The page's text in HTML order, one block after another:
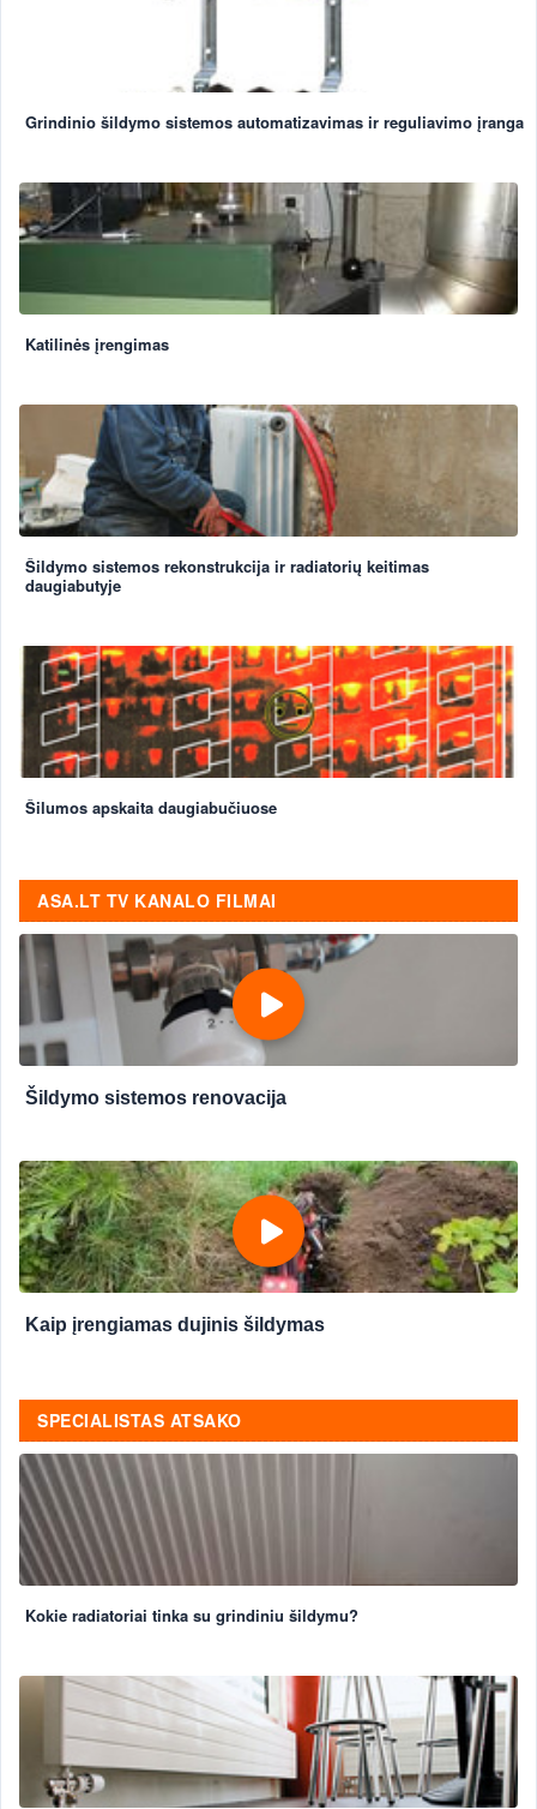
Grindinio šildymo sistemos automatizavimas ir reguliavimo įranga
Katilinės įrengimas
Šildymo sistemos rekonstrukcija ir radiatorių keitimas
daugiabutyje
Šilumos apskaita daugiabučiuose
ASA.LT TV KANALO FILMAI
Šildymo sistemos renovacija
Kaip įrengiamas dujinis šildymas
SPECIALISTAS ATSAKO
Kokie radiatoriai tinka su grindiniu šildymu?